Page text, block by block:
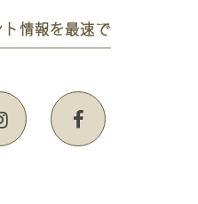
情報を最速で